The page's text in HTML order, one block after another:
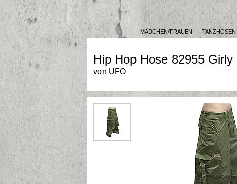
MÄDCHEN/FRAUEN TANZHOSEN
Hip Hop Hose 82955 Girly
von UFO